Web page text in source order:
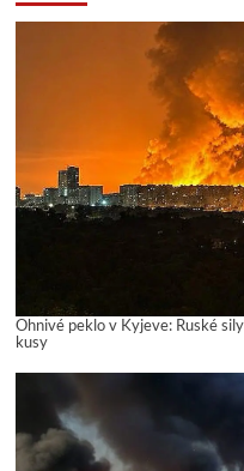
Ohnivé peklo v Kyjeve: Ruské
kusy